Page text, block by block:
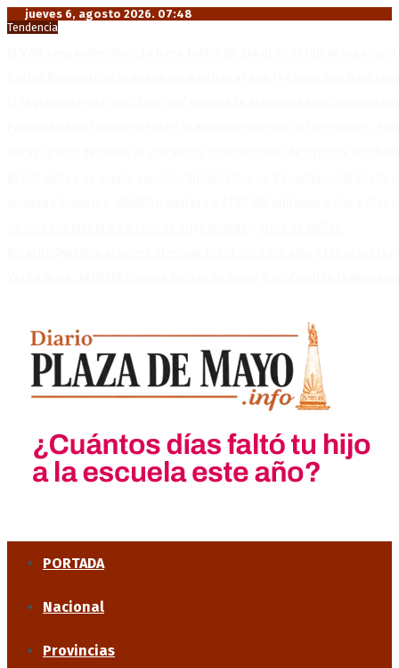
jueves 6, agosto 2026. 07:48
Tendencia
PORTADA
Nacional
Provincias